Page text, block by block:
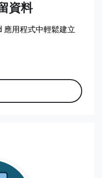
資料
應用程式中輕鬆建立